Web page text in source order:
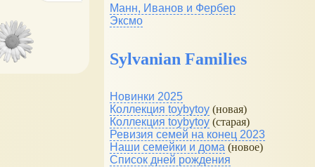
Манн, Иванов и Фербер
Эксмо
Sylvanian Families
Новинки 2025
Коллекция toybytoy (новая)
Коллекция toybytoy (старая)
Ревизия семей на конец 2023
Наши семейки и дома (новое)
Список дней рождения